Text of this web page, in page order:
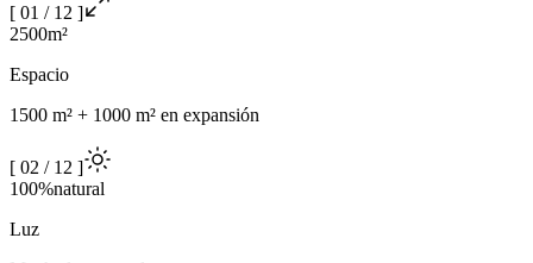
[ 01 / 12 ]
2500m²
Espacio
1500 m² + 1000 m² en expansión
[ 02 / 12 ]
100%natural
Luz